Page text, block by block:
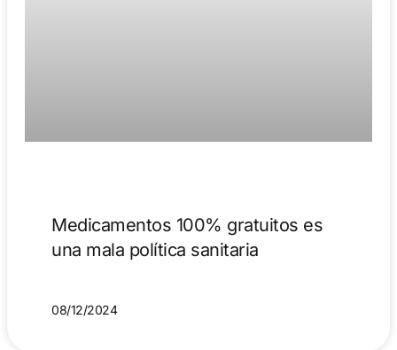
Medicamentos 100% gratuitos es
una mala política sanitaria
08/12/2024